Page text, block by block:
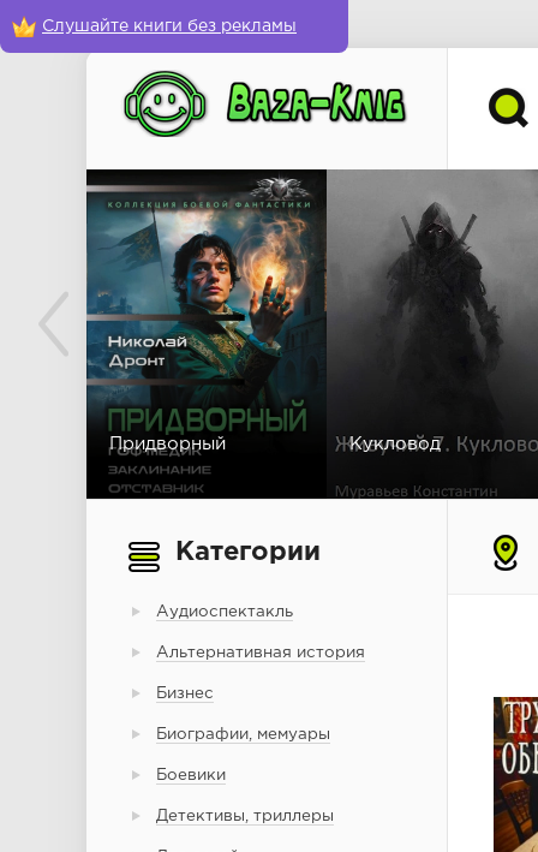
Слушайте книги без рекламы
Придворный Кукловод
Категории
Аудиоспектакль
Альтернативная история
Бизнес
Биографии, мемуары
Боевики
Детективы, триллеры